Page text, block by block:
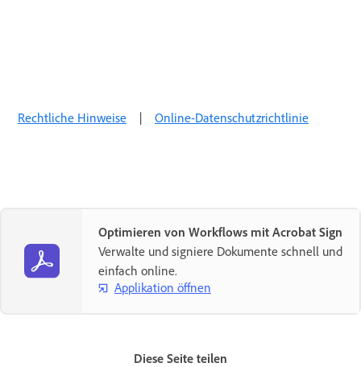
Rechtliche Hinweise | Online-Datenschutzrichtlinie
Optimieren von Workflows mit Acrobat Sign
Verwalte und signiere Dokumente schnell und
einfach online.
Applikation öffnen
Diese Seite teilen